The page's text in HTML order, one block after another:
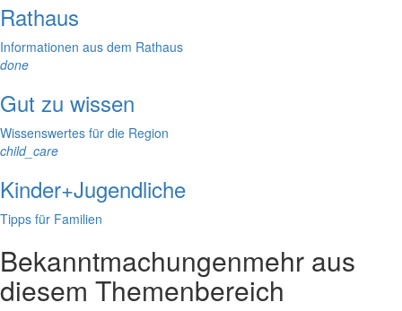
Rathaus
Informationen aus dem Rathaus
done
Gut zu wissen
Wissenswertes für die Region
child_care
Kinder+Jugendliche
Tipps für Familien
Bekanntmachungenmehr aus
diesem Themenbereich